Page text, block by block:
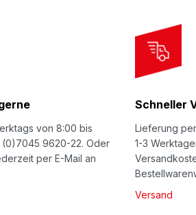
e
w
s
von 8:00 bis
(0)7045 9620-22. Oder
per E-Mail an
Schneller
Lieferung
1-3
Versand